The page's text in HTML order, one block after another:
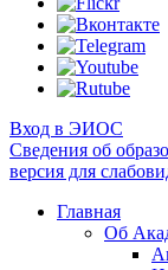
Вход в ЭИОС
Сведения об
версия для
Главная
Об